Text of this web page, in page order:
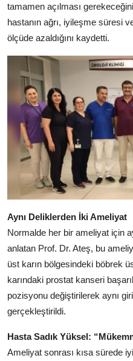
E-GAZETE
tamamen açılması
hastanın ağrı, iyileşme süresi
ölçüde azaldığını kaydetti.
Aynı Deliklerden İki Ameliyat
Normalde her bir ameliyat için
anlatan Prof. Dr. Ateş, bu
üst karın bölgesindeki böbrek
karındaki prostat kanseri
pozisyonu değiştirilerek aynı
gerçekleştirildi.
Hasta Sadık Yüksel:
Ameliyat sonrası kısa sürede